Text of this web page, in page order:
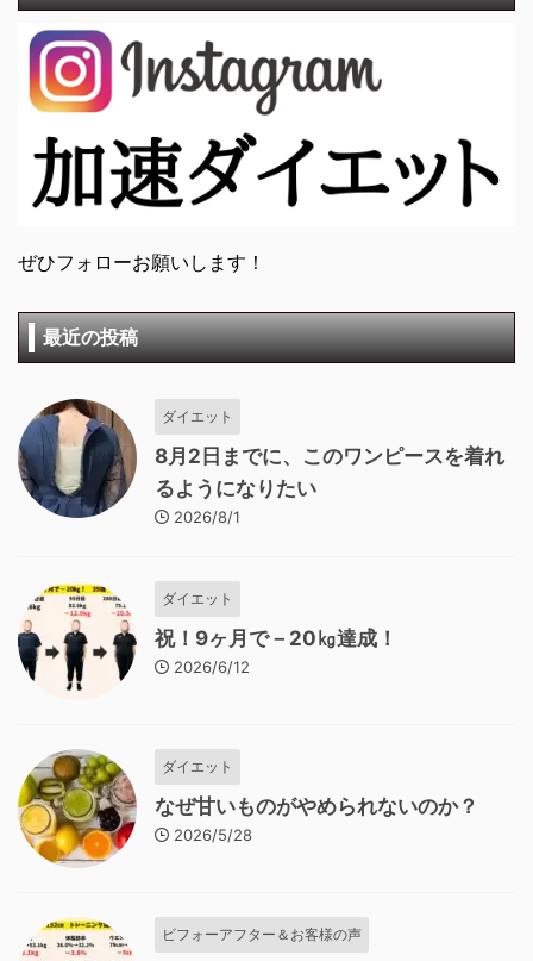
ぜひフォローお願いします！
最近の投稿
ダイエット
8月2日までに、このワンピースを着れ
るようになりたい
2026/8/1
ダイエット
祝！9ヶ月で－20㎏達成！
2026/6/12
ダイエット
なぜ甘いものがやめられないのか？
2026/5/28
ビフォーアフター＆お客様の声